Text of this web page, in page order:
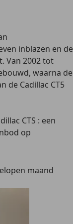
inblazen en de
Van 2002 tot
waarna de
de Cadillac CT5
CTS : een
op
maand